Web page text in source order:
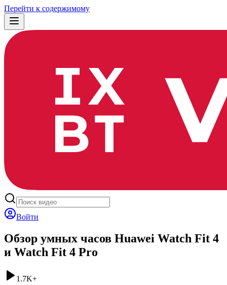
Перейти к содержимому
Войти
Обзор умных часов Huawei Watch Fit 4
и Watch Fit 4 Pro
1.7K+